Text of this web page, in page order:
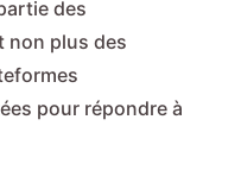
des
non plus des
pour répondre à